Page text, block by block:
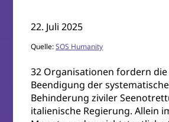
22. Juli 2025
Quelle:SOS Humanity
32 Organisationen fordern
Beendigung der
Behinderung ziviler
italienische Regierung. Allein